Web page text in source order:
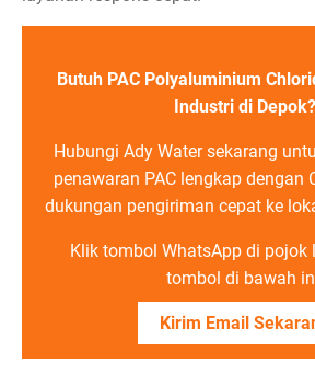
Butuh PAC Polyaluminium
Industri di Depok?
Hubungi Ady Water sekarang
penawaran PAC lengkap dengan
dukungan pengiriman cepat ke
Klik tombol WhatsApp di pojok
tombol di bawah
Kirim Email